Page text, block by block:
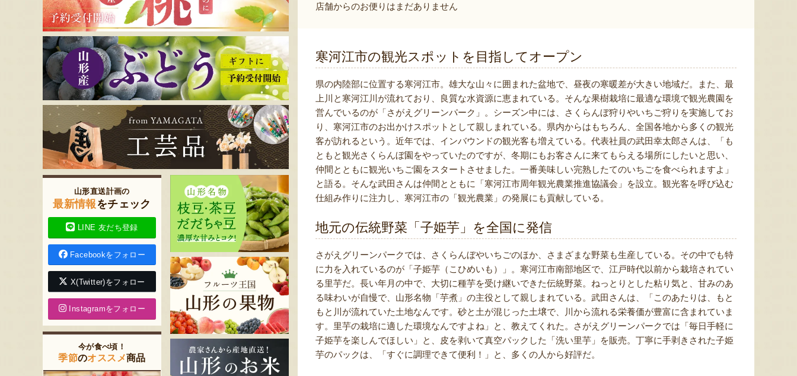
店舗からのお便りはまだありません
寒河江市の観光スポットを目指してオープン
県の内陸部に位置する寒河江市。雄大な山々に囲まれた盆地で、昼夜の寒暖差が大きい地域だ。また、最
上川と寒河江川が流れており、良質な水資源に恵まれている。そんな果樹栽培に最適な環境で観光農園を
営んでいるのが「さがえグリーンパーク」。シーズン中には、さくらんぼ狩りやいちご狩りを実施してお
り、寒河江市のお出かけスポットとして親しまれている。県内からはもちろん、全国各地から多くの観光
客が訪れるという。近年では、インバウンドの観光客も増えている。代表社員の武田幸太郎さんは、「も
ともと観光さくらんぼ園をやっていたのですが、冬期にもお客さんに来てもらえる場所にしたいと思い、
仲間とともに観光いちご園をスタートさせました。一番美味しい完熟したてのいちごを食べられますよ」
と語る。そんな武田さんは仲間とともに「寒河江市周年観光農業推進協議会」を設立。観光客を呼び込む
仕組み作りに注力し、寒河江市の「観光農業」の発展にも貢献している。
地元の伝統野菜「子姫芋」を全国に発信
さがえグリーンパークでは、さくらんぼやいちごのほか、さまざまな野菜も生産している。その中でも特
に力を入れているのが「子姫芋（こひめいも）」。寒河江市南部地区で、江戸時代以前から栽培されてい
る里芋だ。長い年月の中で、大切に種芋を受け継いできた伝統野菜。ねっとりとした粘り気と、甘みのあ
る味わいが自慢で、山形名物「芋煮」の主役として親しまれている。武田さんは、「このあたりは、もと
もと川が流れていた土地なんです。砂と土が混じった土壌で、川から流れる栄養価が豊富に含まれていま
す。里芋の栽培に適した環境なんですよね」と、教えてくれた。さがえグリーンパークでは「毎日手軽に
子姫芋を楽しんでほしい」と、皮を剥いて真空パックした「洗い里芋」を販売。丁寧に手剥きされた子姫
芋のパックは、「すぐに調理できて便利！」と、多くの人から好評だ。
山形直送計画の
最新情報をチェック
LINE 友だち登録
Facebookをフォロー
X(Twitter)をフォロー
Instagramをフォロー
今が食べ頃！
季節のオススメ商品